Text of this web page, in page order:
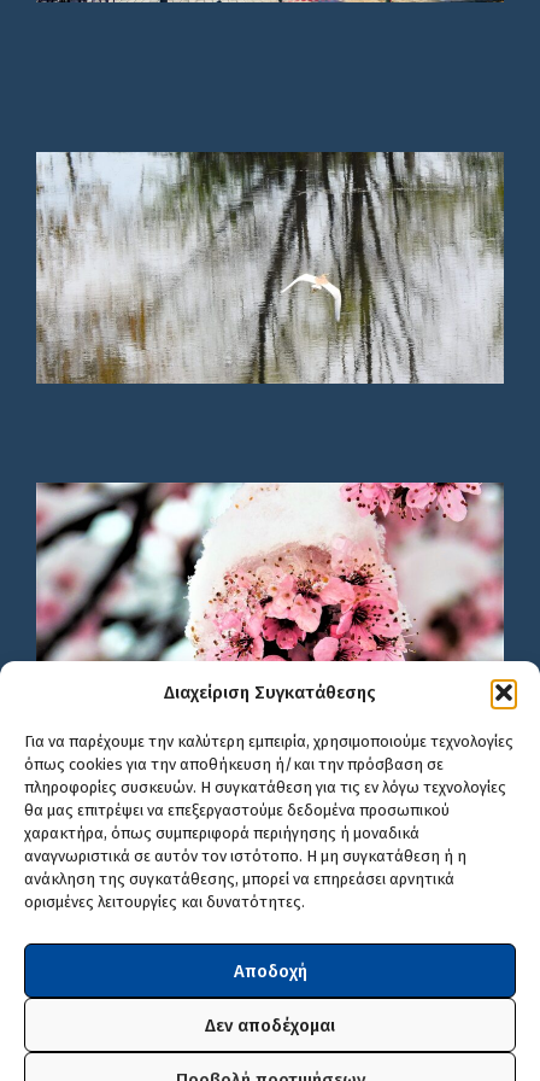
Διαχείριση Συγκατάθεσης
Για να παρέχουμε την καλύτερη εμπειρία, χρησιμοποιούμε τεχνολογίες
όπως cookies για την αποθήκευση ή/και την πρόσβαση σε
πληροφορίες συσκευών. Η συγκατάθεση για τις εν λόγω τεχνολογίες
θα μας επιτρέψει να επεξεργαστούμε δεδομένα προσωπικού
χαρακτήρα, όπως συμπεριφορά περιήγησης ή μοναδικά
αναγνωριστικά σε αυτόν τον ιστότοπο. Η μη συγκατάθεση ή η
ανάκληση της συγκατάθεσης, μπορεί να επηρεάσει αρνητικά
ορισμένες λειτουργίες και δυνατότητες.
Αποδοχή
Δεν αποδέχομαι